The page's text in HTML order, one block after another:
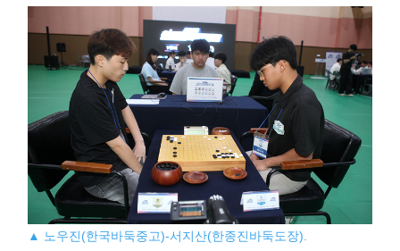
▲ 노우진(한국바둑중고)-서지산(한종진바둑도장).